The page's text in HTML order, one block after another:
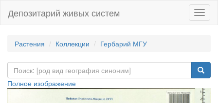
Депозитарий живых систем
Растения Коллекции Гербарий МГУ
Полное изображение